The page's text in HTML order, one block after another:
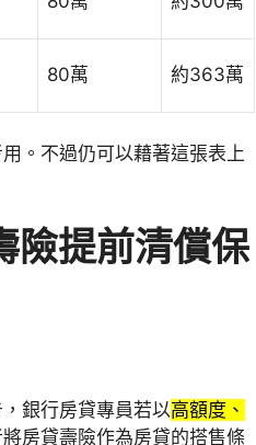
80萬 約363萬
。不過仍可以藉著這張表上
險提前清償保
銀行房貸專員若以高額度、
房貸壽險作為房貸的搭售條